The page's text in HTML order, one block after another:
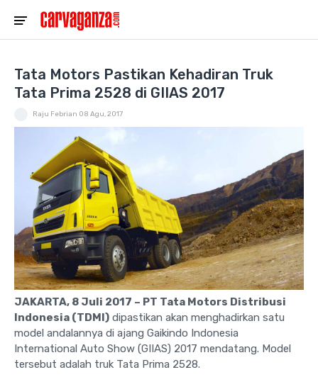
Tata Motors Pastikan Kehadiran Truk
Tata Prima 2528 di GIIAS 2017
Raju Febrian 08 Agu, 2017
JAKARTA, 8 Juli 2017 – PT Tata Motors Distribusi
Indonesia (TDMI) dipastikan akan menghadirkan satu
model andalannya di ajang Gaikindo Indonesia
International Auto Show (GIIAS) 2017 mendatang. Model
tersebut adalah truk Tata Prima 2528.